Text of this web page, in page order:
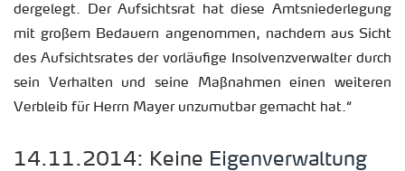
der­ge­legt. Der Auf­sichts­rat hat diese Amts­nie­der­le­gung
mit gro­ßem Be­dau­ern an­ge­nom­men, nach­dem aus Sicht
des Auf­sichts­ra­tes der vor­läu­fi­ge In­sol­venz­ver­wal­ter durch
sein Ver­hal­ten und seine Maß­nah­men einen wei­te­ren
Ver­bleib für Herrn Mayer un­zu­mut­bar ge­macht hat.“
14.11.2014: Keine Ei­gen­ver­wal­tung